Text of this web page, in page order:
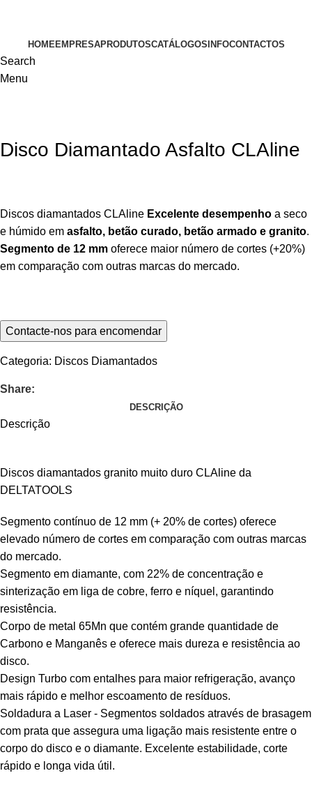
HOMEEMPRESAPRODUTOSCATÁLOGOS INFOCONTACTOS
Search
Menu
Disco Diamantado Asfalto CLAline
Discos diamantados CLAline Excelente desempenho a seco
e húmido em asfalto, betão curado, betão armado e granito.
Segmento de 12 mm oferece maior número de cortes (+20%)
em comparação com outras marcas do mercado.
Categoria: Discos Diamantados
Share:
DESCRIÇÃO
Descrição
Discos diamantados granito muito duro CLAline da
DELTATOOLS
Segmento contínuo de 12 mm (+ 20% de cortes) oferece
elevado número de cortes em comparação com outras marcas
do mercado.
Segmento em diamante, com 22% de concentração e
sinterização em liga de cobre, ferro e níquel, garantindo
resistência.
Corpo de metal 65Mn que contém grande quantidade de
Carbono e Manganês e oferece mais dureza e resistência ao
disco.
Design Turbo com entalhes para maior refrigeração, avanço
mais rápido e melhor escoamento de resíduos.
Soldadura a Laser - Segmentos soldados através de brasagem
com prata que assegura uma ligação mais resistente entre o
corpo do disco e o diamante. Excelente estabilidade, corte
rápido e longa vida útil.